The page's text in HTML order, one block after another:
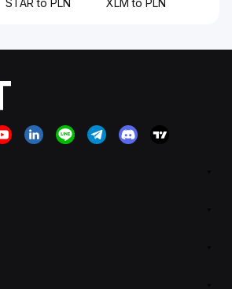
STAR to PLN XLM to PLN